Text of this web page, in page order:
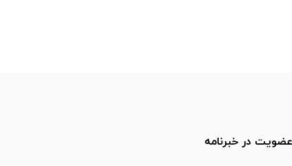
عضویت در خبرنامه